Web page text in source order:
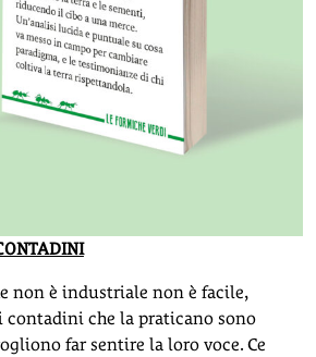
non è industriale non è facile,
i contadini che la praticano sono
far sentire la loro voce. Ce